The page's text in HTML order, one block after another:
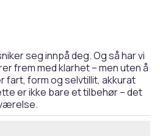
seg innpå deg. Og så har vi
frem med klarhet – men uten å
form og selvtillit, akkurat
er ikke bare et tilbehør – det